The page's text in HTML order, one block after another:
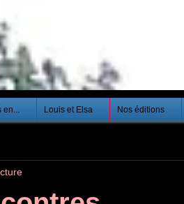
en... Louis et Elsa Nos éditions